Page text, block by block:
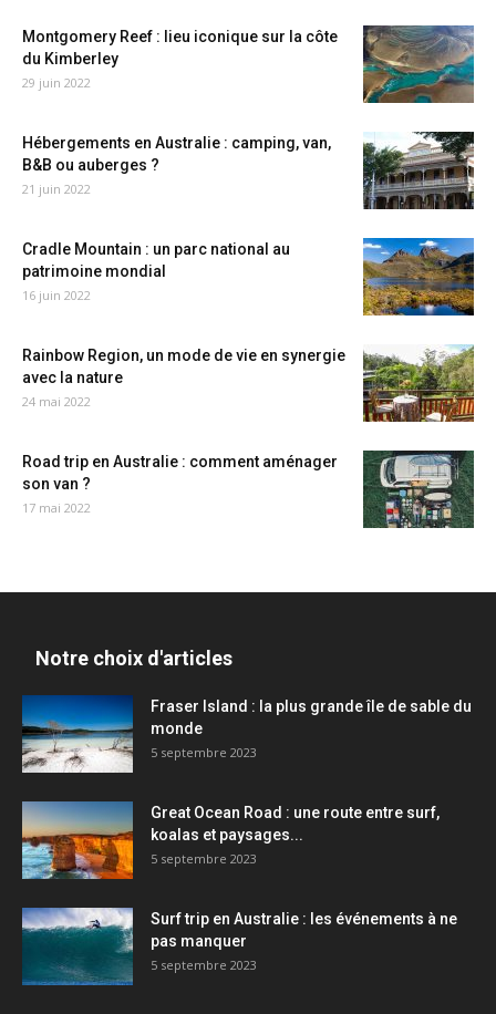
Montgomery Reef : lieu iconique sur la côte
du Kimberley
29 juin 2022
Hébergements en Australie : camping, van,
B&B ou auberges ?
21 juin 2022
Cradle Mountain : un parc national au
patrimoine mondial
16 juin 2022
Rainbow Region, un mode de vie en synergie
avec la nature
24 mai 2022
Road trip en Australie : comment aménager
son van ?
17 mai 2022
Notre choix d'articles
Fraser Island : la plus grande île de sable du
monde
5 septembre 2023
Great Ocean Road : une route entre surf,
koalas et paysages...
5 septembre 2023
Surf trip en Australie : les événements à ne
pas manquer
5 septembre 2023